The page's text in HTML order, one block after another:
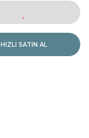
HIZLI SATIN AL